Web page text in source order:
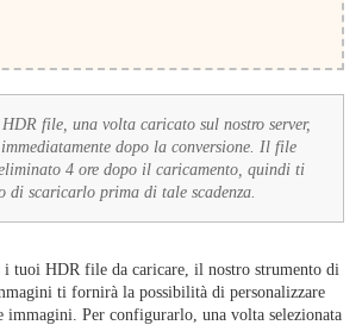
file, una volta caricato sul nostro server,
dopo la conversione. Il file
4 ore dopo il caricamento, quindi ti
di scaricarlo prima di tale scadenza.
i tuoi HDR file da caricare, il nostro strumento di
ti fornirà la possibilità di personalizzare
immagini. Per configurarlo, una volta selezionata